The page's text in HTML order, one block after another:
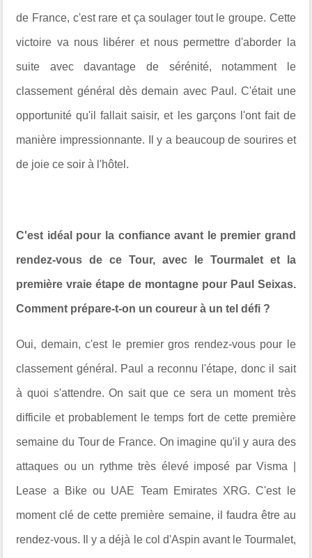
de France, c'est rare et ça soulager tout le groupe. Cette
victoire va nous libérer et nous permettre d'aborder la
suite avec davantage de sérénité, notamment le
classement général dès demain avec Paul. C'était une
opportunité qu'il fallait saisir, et les garçons l'ont fait de
manière impressionnante. Il y a beaucoup de sourires et
de joie ce soir à l'hôtel.
C'est idéal pour la confiance avant le premier grand
rendez-vous de ce Tour, avec le Tourmalet et la
première vraie étape de montagne pour Paul Seixas.
Comment prépare-t-on un coureur à un tel défi ?
Oui, demain, c'est le premier gros rendez-vous pour le
classement général. Paul a reconnu l'étape, donc il sait
à quoi s'attendre. On sait que ce sera un moment très
difficile et probablement le temps fort de cette première
semaine du Tour de France. On imagine qu'il y aura des
attaques ou un rythme très élevé imposé par Visma |
Lease a Bike ou UAE Team Emirates XRG. C'est le
moment clé de cette première semaine, il faudra être au
rendez-vous. Il y a déjà le col d'Aspin avant le Tourmalet,